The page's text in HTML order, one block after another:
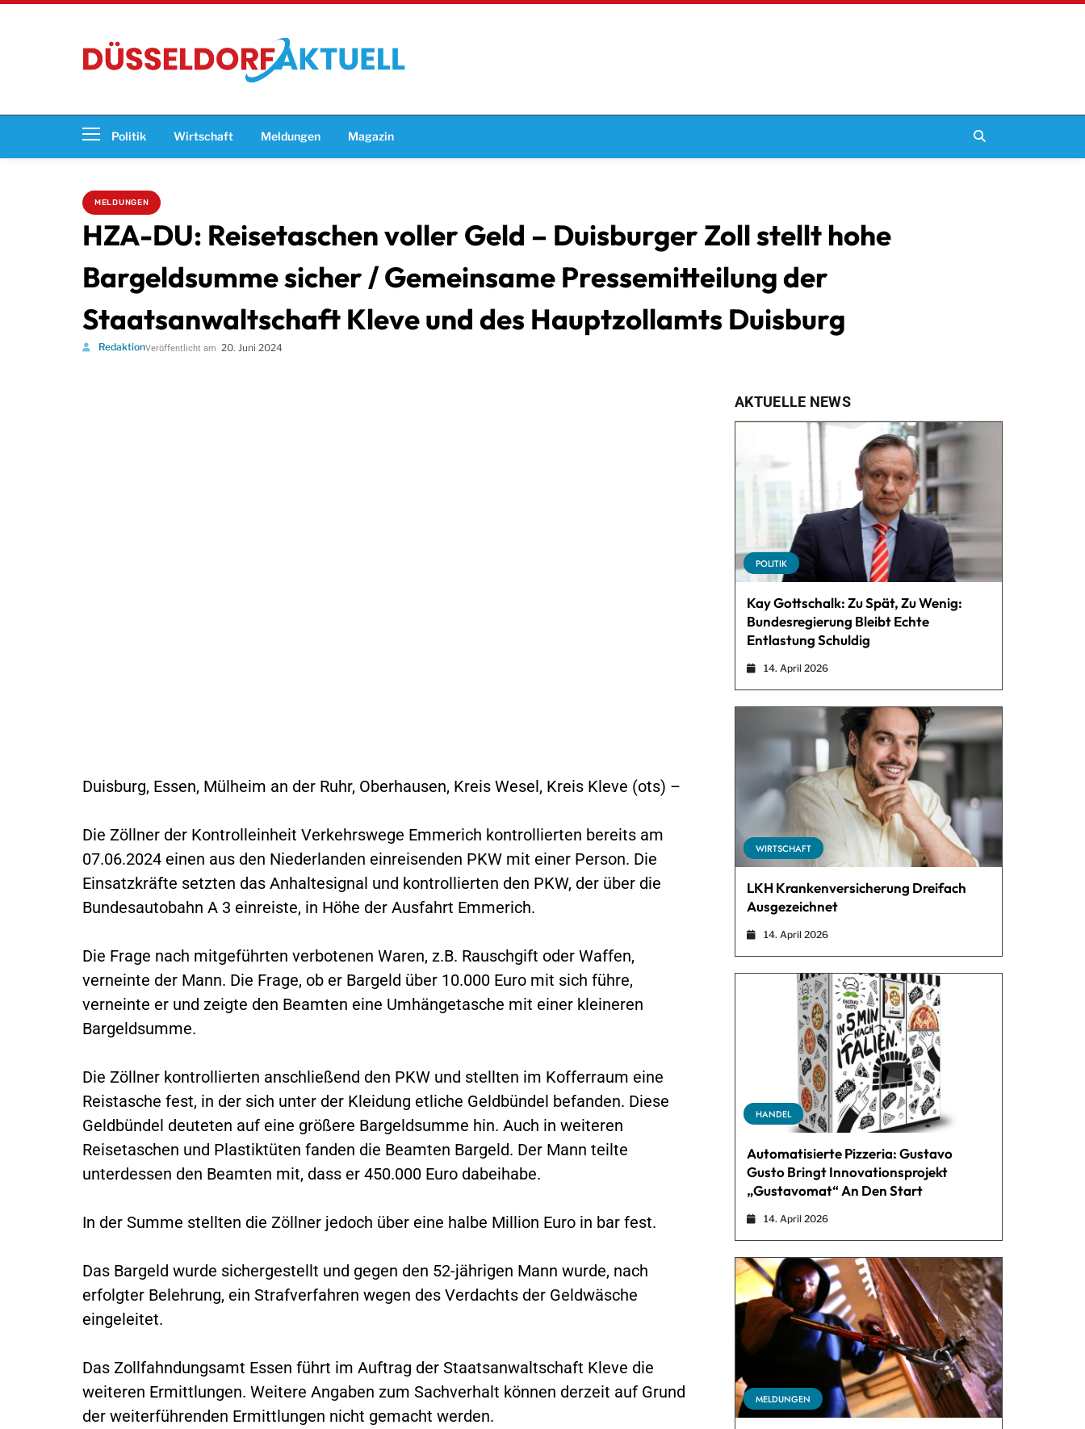
Politik Wirtschaft Meldungen Magazin
MELDUNGEN
HZA-DU: Reisetaschen voller Geld – Duisburger Zoll stellt hohe
Bargeldsumme sicher / Gemeinsame Pressemitteilung der
Staatsanwaltschaft Kleve und des Hauptzollamts Duisburg
RedaktionVeröffentlicht am 20. Juni 2024
Duisburg, Essen, Mülheim an der Ruhr, Oberhausen, Kreis Wesel, Kreis Kleve (ots) –
Die Zöllner der Kontrolleinheit Verkehrswege Emmerich kontrollierten bereits am
07.06.2024 einen aus den Niederlanden einreisenden PKW mit einer Person. Die
Einsatzkräfte setzten das Anhaltesignal und kontrollierten den PKW, der über die
Bundesautobahn A 3 einreiste, in Höhe der Ausfahrt Emmerich.
Die Frage nach mitgeführten verbotenen Waren, z.B. Rauschgift oder Waffen,
verneinte der Mann. Die Frage, ob er Bargeld über 10.000 Euro mit sich führe,
verneinte er und zeigte den Beamten eine Umhängetasche mit einer kleineren
Bargeldsumme.
Die Zöllner kontrollierten anschließend den PKW und stellten im Kofferraum eine
Reistasche fest, in der sich unter der Kleidung etliche Geldbündel befanden. Diese
Geldbündel deuteten auf eine größere Bargeldsumme hin. Auch in weiteren
Reisetaschen und Plastiktüten fanden die Beamten Bargeld. Der Mann teilte
unterdessen den Beamten mit, dass er 450.000 Euro dabeihabe.
In der Summe stellten die Zöllner jedoch über eine halbe Million Euro in bar fest.
Das Bargeld wurde sichergestellt und gegen den 52-jährigen Mann wurde, nach
erfolgter Belehrung, ein Strafverfahren wegen des Verdachts der Geldwäsche
eingeleitet.
Das Zollfahndungsamt Essen führt im Auftrag der Staatsanwaltschaft Kleve die
weiteren Ermittlungen. Weitere Angaben zum Sachverhalt können derzeit auf Grund
der weiterführenden Ermittlungen nicht gemacht werden.
AKTUELLE NEWS
POLITIK
Kay Gottschalk: Zu Spät, Zu Wenig:
Bundesregierung Bleibt Echte
Entlastung Schuldig
14. April 2026
WIRTSCHAFT
LKH Krankenversicherung Dreifach
Ausgezeichnet
14. April 2026
HANDEL
Automatisierte Pizzeria: Gustavo
Gusto Bringt Innovationsprojekt
„Gustavomat“ An Den Start
14. April 2026
MELDUNGEN